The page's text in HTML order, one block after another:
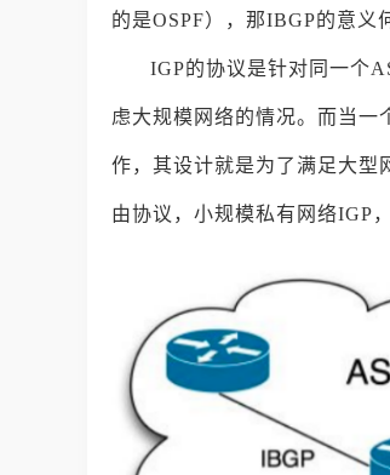
的是OSPF），那IBGP的意义
IGP的协议是针对同一个
虑大规模网络的情况。而当一
作，其设计就是为了满足大型
由协议，小规模私有网络IGP